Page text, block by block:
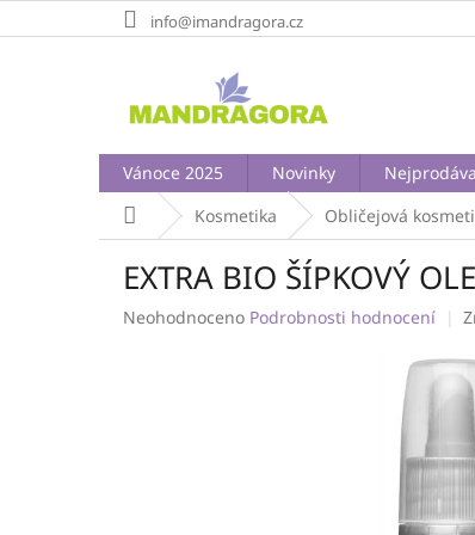
na
info@imandragora.cz
Vánoce 2025 Novinky
Domů Kosmetika Obličejová
EXTRA BIO ŠÍPKOVÝ
Průměrné
Neohodnoceno Podrobnosti hodnocení